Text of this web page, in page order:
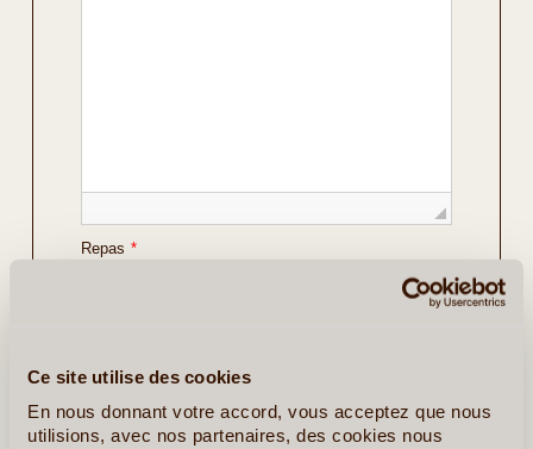
Ce site utilise des cookies
En nous donnant votre accord, vous acceptez que nous
utilisions, avec nos partenaires, des cookies nous
Repas *
Avec Guide
Avec Voiture de Location
Détails sur le voyage envisagé *